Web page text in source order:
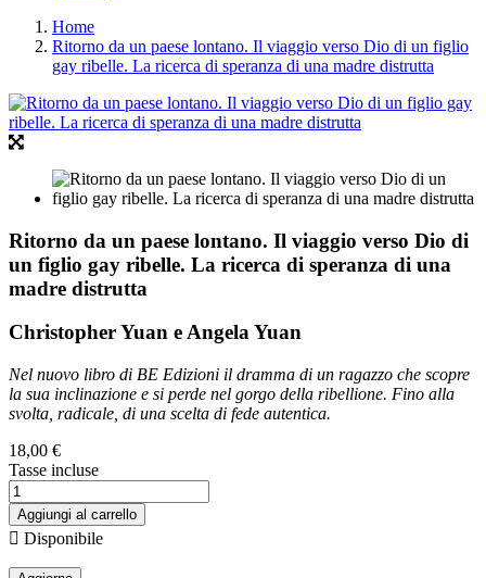
Home
Ritorno da un paese lontano. Il viaggio verso Dio di un figlio
gay ribelle. La ricerca di speranza di una madre distrutta
Ritorno da un paese lontano. Il viaggio verso Dio di
un figlio gay ribelle. La ricerca di speranza di una
madre distrutta
Christopher Yuan e Angela Yuan
Nel nuovo libro di BE Edizioni il dramma di un ragazzo che scopre
la sua inclinazione e si perde nel gorgo della ribellione. Fino alla
svolta, radicale, di una scelta di fede autentica.
18,00 €
Tasse incluse
Aggiungi al carrello
 Disponibile